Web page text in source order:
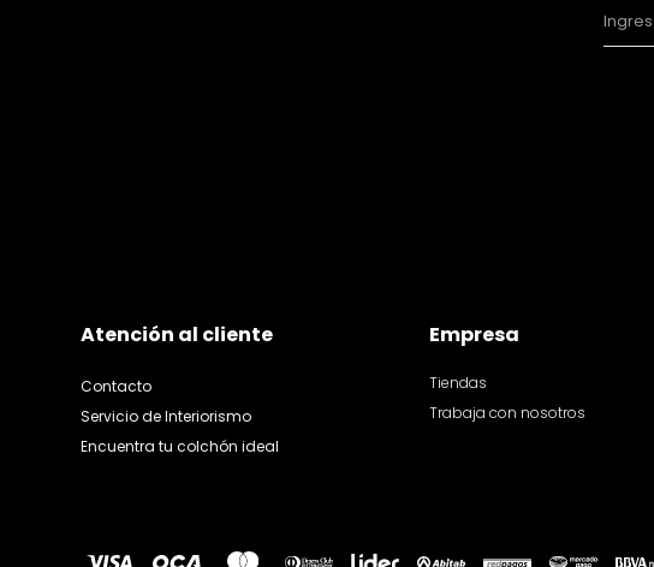
Atención al cliente
Contacto
Servicio de Interiorismo
Encuentra tu colchón ideal
Empresa
Tiendas
Trabaja con nosotros